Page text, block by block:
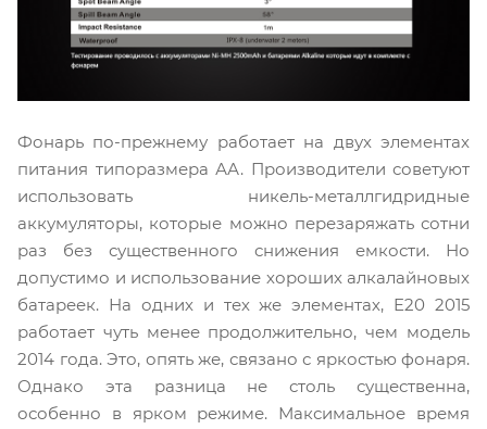
Фонарь по-прежнему работает на двух элементах
питания типоразмера АА. Производители советуют
использовать никель-металлгидридные
аккумуляторы, которые можно перезаряжать сотни
раз без существенного снижения емкости. Но
допустимо и использование хороших алкалайновых
батареек. На одних и тех же элементах, E20 2015
работает чуть менее продолжительно, чем модель
2014 года. Это, опять же, связано с яркостью фонаря.
Однако эта разница не столь существенна,
особенно в ярком режиме. Максимальное время